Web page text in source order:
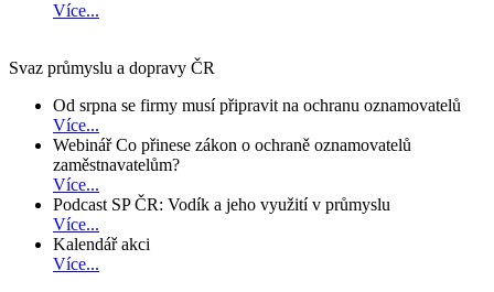
Více...
Svaz průmyslu a dopravy ČR
Od srpna se firmy musí připravit na ochranu oznamovatelů
Více...
Webinář Co přinese zákon o ochraně oznamovatelů
zaměstnavatelům?
Více...
Podcast SP ČR: Vodík a jeho využití v průmyslu
Více...
Kalendář akci
Více...